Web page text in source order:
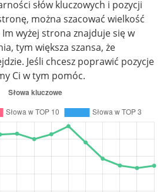
słów kluczowych i pozycji
można szacować wielkość
wyżej strona znajduje się w
tym większa szansa, że
Jeśli chcesz poprawić pozycje
Ci w tym pomóc.